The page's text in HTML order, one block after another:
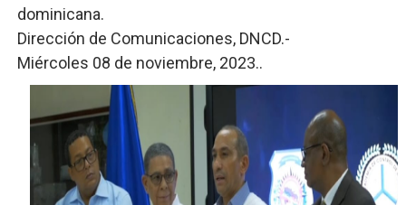
dominicana.
Dirección de Comunicaciones, DNCD.-
Miércoles 08 de noviembre, 2023..